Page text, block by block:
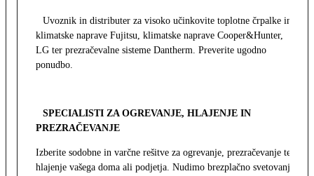
Uvoznik in distributer za visoko učinkovite toplotne črpalke in
klimatske naprave Fujitsu, klimatske naprave Cooper&Hunter,
LG ter prezračevalne sisteme Dantherm. Preverite ugodno
ponudbo.
SPECIALISTI ZA OGREVANJE, HLAJENJE IN
PREZRAČEVANJE
Izberite sodobne in varčne rešitve za ogrevanje, prezračevanje ter
hlajenje vašega doma ali podjetja. Nudimo brezplačno svetovanje